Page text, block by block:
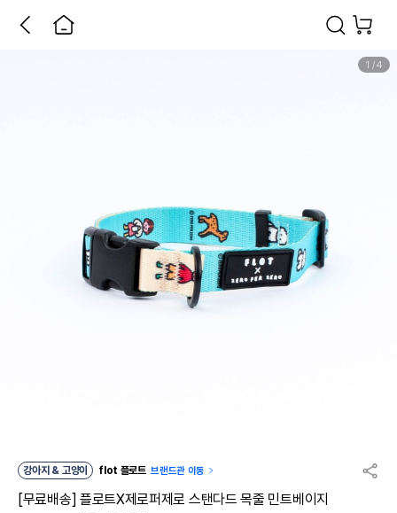
1 /4
강아지 & 고양이 flot 플로트 브랜드관 이동
[무료배송] 플로트X제로퍼제로 스탠다드 목줄 민트베이지